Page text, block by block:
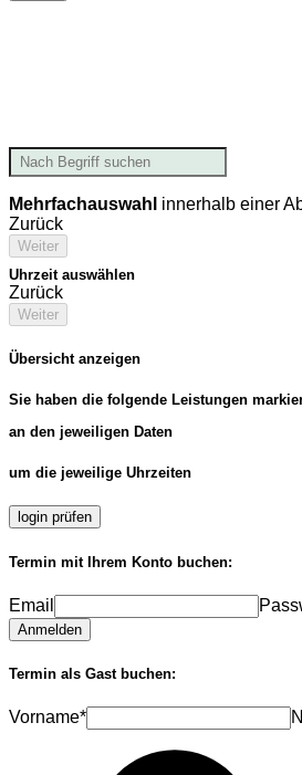
Mehrfachauswahl innerhalb einer
Zurück
Weiter
Uhrzeit auswählen
Zurück
Weiter
Übersicht anzeigen
Sie haben die folgende Leistungen
an den jeweiligen Daten
um die jeweilige Uhrzeiten
login prüfen
Termin mit Ihrem Konto buchen:
Email
Anmelden
Termin als Gast buchen:
Vorname*